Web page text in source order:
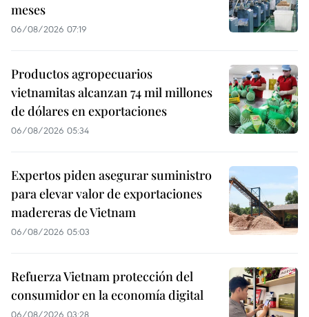
meses
06/08/2026 07:19
Productos agropecuarios
vietnamitas alcanzan 74 mil millones
de dólares en exportaciones
06/08/2026 05:34
Expertos piden asegurar suministro
para elevar valor de exportaciones
madereras de Vietnam
06/08/2026 05:03
Refuerza Vietnam protección del
consumidor en la economía digital
06/08/2026 03:28